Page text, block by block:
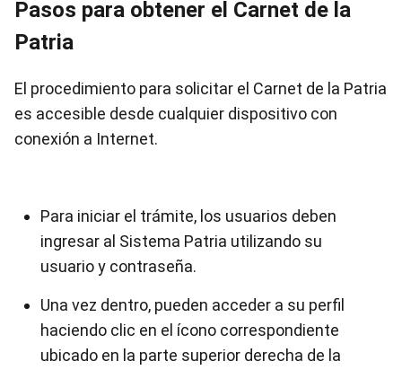
Pasos para obtener el Carnet de la
Patria
El procedimiento para solicitar el Carnet de la Patria
es accesible desde cualquier dispositivo con
conexión a Internet.
Para iniciar el trámite, los usuarios deben
ingresar al Sistema Patria utilizando su
usuario y contraseña.
Una vez dentro, pueden acceder a su perfil
haciendo clic en el ícono correspondiente
ubicado en la parte superior derecha de la